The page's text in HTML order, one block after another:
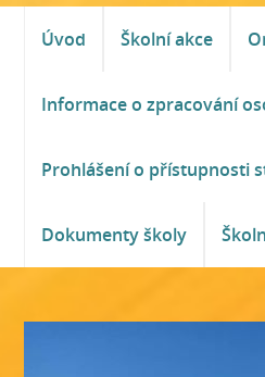
Úvod Školní akce
Informace o zpracování
Prohlášení o přístupnosti
Dokumenty školy